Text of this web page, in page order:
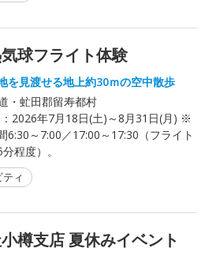
球フライト体験
を見渡せる地上約30ｍの空中散歩
・虻田郡留寿都村
2026年7月18日(土)～8月31日(月) ※
6:30～7:00／17:00～17:30（フライト
程度）。
ィ
樽支店 夏休みイベント